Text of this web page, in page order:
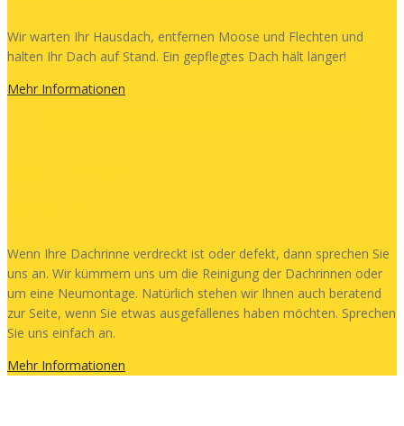
Wir warten Ihr Hausdach, entfernen Moose und Flechten und
halten Ihr Dach auf Stand. Ein gepflegtes Dach hält länger!
Mehr Informationen
Wenn Ihre Dachrinne verdreckt ist oder defekt, dann sprechen Sie
uns an. Wir kümmern uns um die Reinigung der Dachrinnen oder
um eine Neumontage. Natürlich stehen wir Ihnen auch beratend
zur Seite, wenn Sie etwas ausgefallenes haben möchten. Sprechen
Sie uns einfach an.
Mehr Informationen